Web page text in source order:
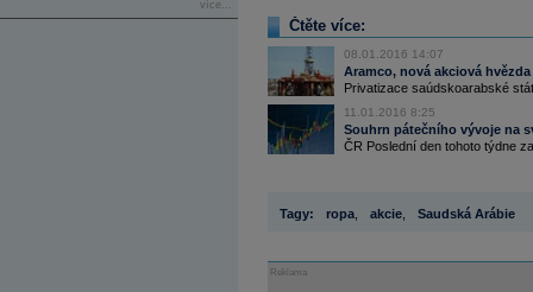
více...
Čtěte více:
08.01.2016 14:07
Aramco, nová akciová
Privatizace saúdskoarabské
11.01.2016 8:25
Souhrn pátečního vývoje na
ČR Poslední den tohoto týdne
Tagy: ropa akcie Saudská Arábie
Reklama